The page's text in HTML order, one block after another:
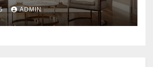
по роскошной
ADMIN